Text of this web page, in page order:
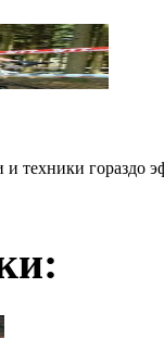
техники гораздо